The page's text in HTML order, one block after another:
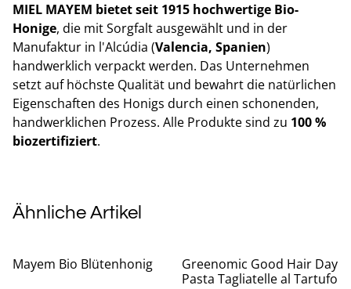
MIEL MAYEM bietet seit 1915 hochwertige Bio-
Honige, die mit Sorgfalt ausgewählt und in der
Manufaktur in l'Alcúdia (Valencia, Spanien)
handwerklich verpackt werden. Das Unternehmen
setzt auf höchste Qualität und bewahrt die natürlichen
Eigenschaften des Honigs durch einen schonenden,
handwerklichen Prozess. Alle Produkte sind zu 100 %
biozertifiziert.
Ähnliche Artikel
Mayem Bio Blütenhonig
Greenomic Good Hair Day
Pasta Tagliatelle al Tartufo